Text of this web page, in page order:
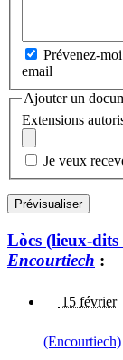
Prévenez-
email
Ajouter un
Extensions
Je veux
Lòcs (lieux-dits
Encourtiech :
15 février
(Encourtiech)